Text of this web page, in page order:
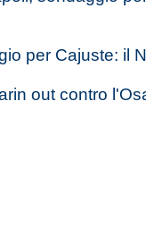
per Cajuste: il
out contro